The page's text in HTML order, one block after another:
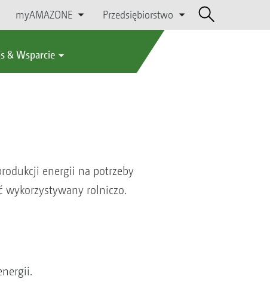
myAMAZONE Przedsiębiorstwo
& Wsparcie
energii na potrzeby
wykorzystywany rolniczo.